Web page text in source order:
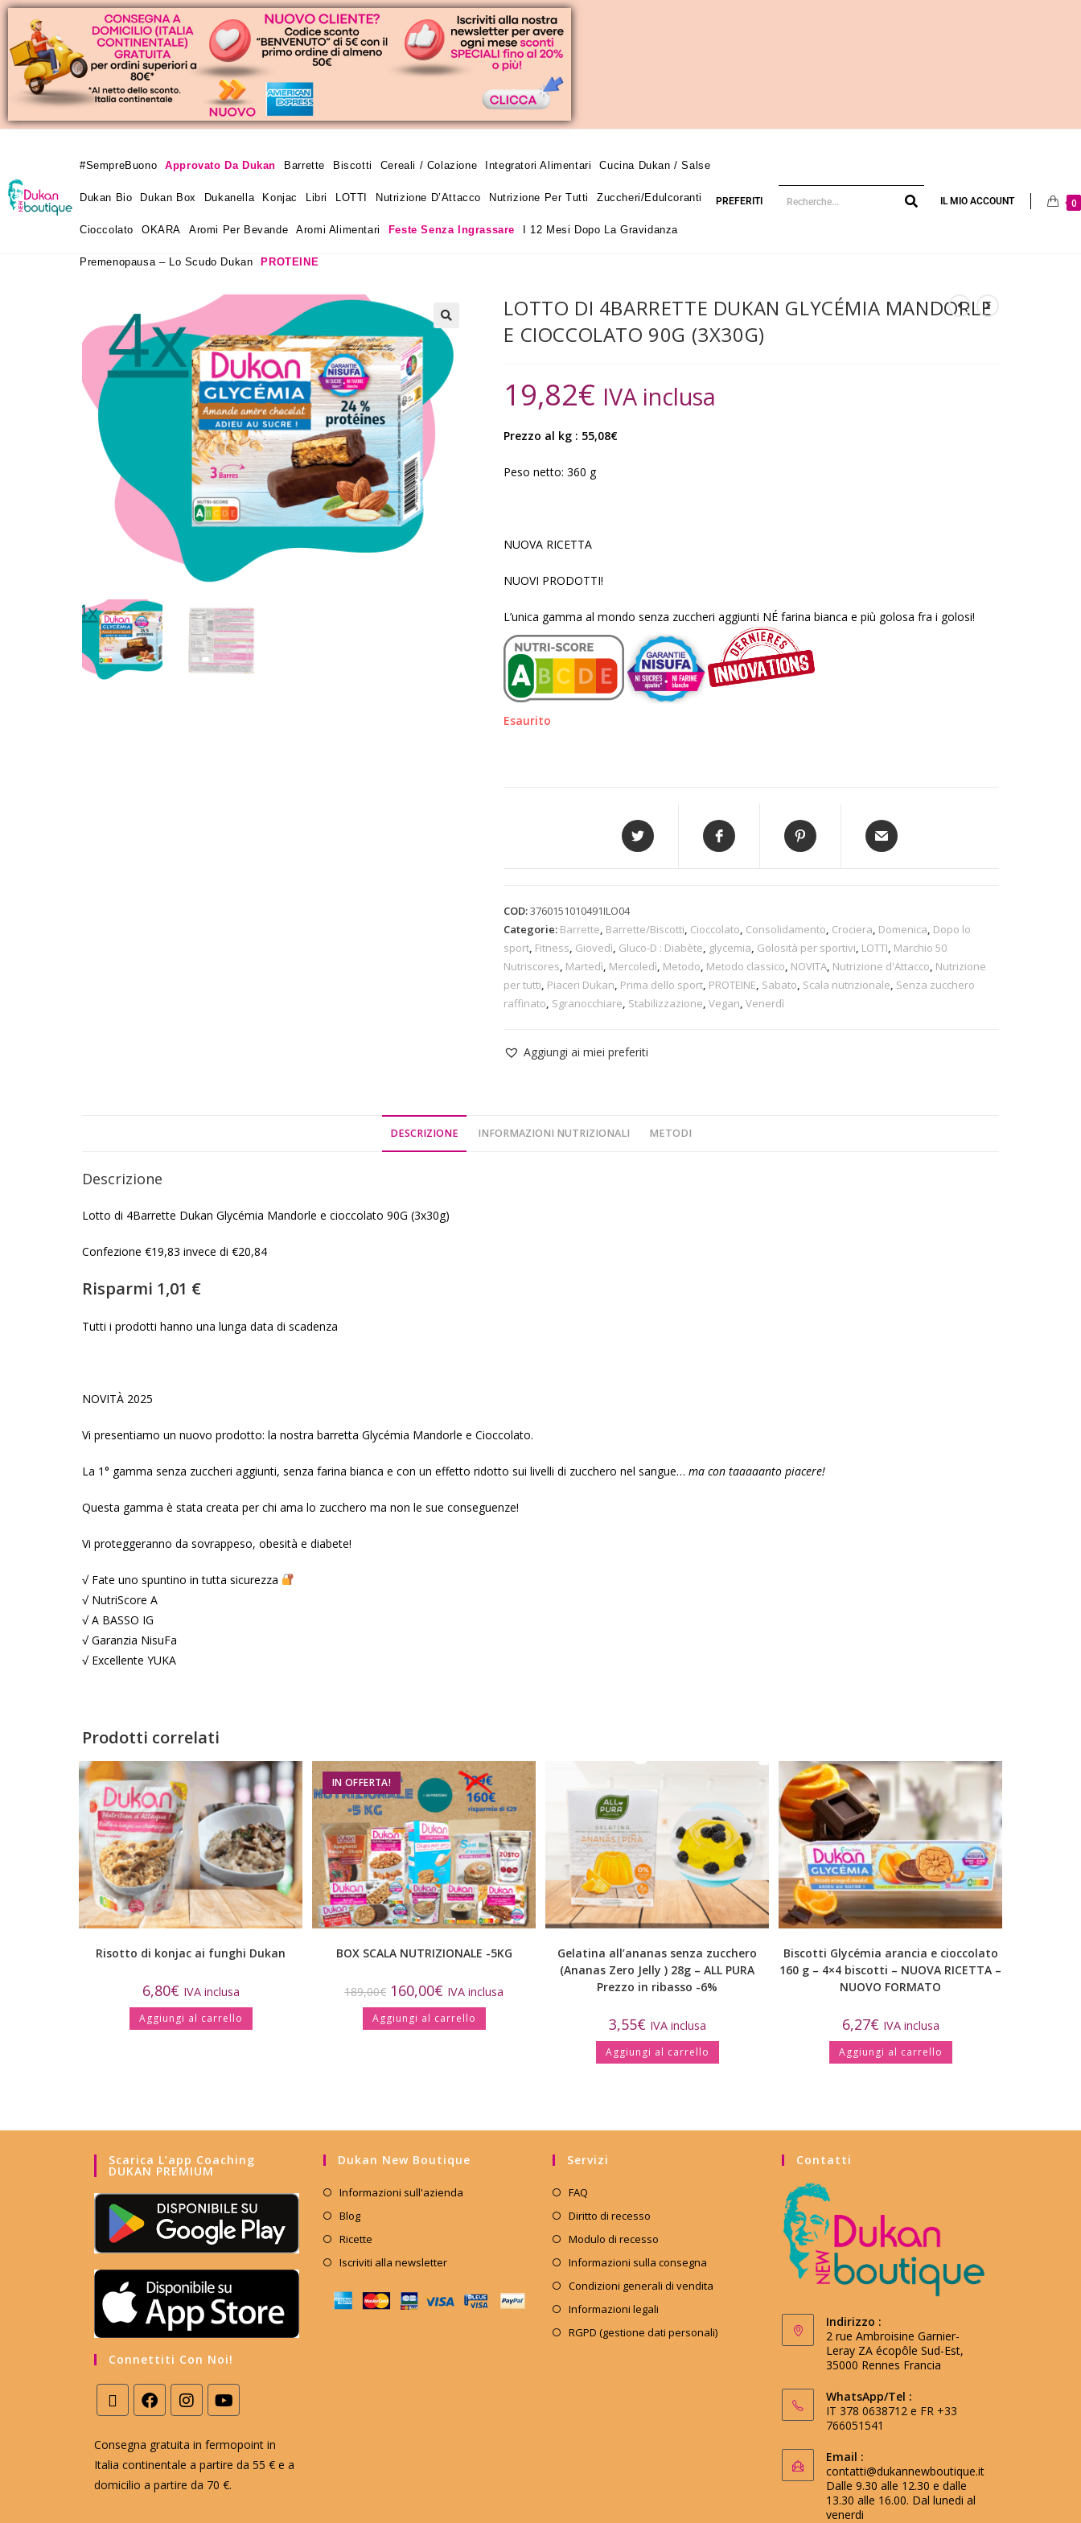
PREFERITI IL MIO ACCOUNT 0
#SempreBuono Approvato Da Dukan Barrette Biscotti Cereali / Colazione Integratori Alimentari Cucina Dukan / Salse
Dukan Bio Dukan Box Dukanella Konjac Libri LOTTI Nutrizione D’Attacco Nutrizione Per Tutti Zuccheri/edulcoranti
Cioccolato OKARA Aromi Per Bevande Aromi Alimentari Feste Senza Ingrassare I 12 Mesi Dopo La Gravidanza
Premenopausa – Lo Scudo Dukan PROTEINE
LOTTO DI 4BARRETTE DUKAN GLYCÉMIA MANDORLE
E CIOCCOLATO 90G (3X30G)
19,82€ IVA inclusa
Prezzo al kg : 55,08€
Peso netto: 360 g
NUOVA RICETTA
NUOVI PRODOTTI!
L’unica gamma al mondo senza zuccheri aggiunti NÉ farina bianca e più golosa fra i golosi!
Esaurito
COD:3760151010491ILO04
Categorie: Barrette, Barrette/Biscotti, Cioccolato, Consolidamento, Crociera, Domenica, Dopo lo
sport, Fitness, Giovedì, Gluco-D : Diabète, glycemia, Golosità per sportivi, LOTTI, Marchio 50
Nutriscores, Martedì, Mercoledì, Metodo, Metodo classico, NOVITA, Nutrizione d'Attacco, Nutrizione
per tutti, Piaceri Dukan, Prima dello sport, PROTEINE, Sabato, Scala nutrizionale, Senza zucchero
raffinato, Sgranocchiare, Stabilizzazione,Vegan,Venerdì
Aggiungi ai miei preferiti
DESCRIZIONE INFORMAZIONI NUTRIZIONALI METODI
Descrizione
Lotto di 4Barrette Dukan Glycémia Mandorle e cioccolato 90G (3x30g)
Confezione €19,83 invece di €20,84
Risparmi 1,01 €
Tutti i prodotti hanno una lunga data di scadenza
NOVITÀ 2025
Vi presentiamo un nuovo prodotto: la nostra barretta Glycémia Mandorle e Cioccolato.
La 1° gamma senza zuccheri aggiunti, senza farina bianca e con un effetto ridotto sui livelli di zucchero nel sangue… ma con taaaaanto piacere!
Questa gamma è stata creata per chi ama lo zucchero ma non le sue conseguenze!
Vi proteggeranno da sovrappeso, obesità e diabete!
√ Fate uno spuntino in tutta sicurezza
√ NutriScore A
√ A BASSO IG
√ Garanzia NisuFa
√ Excellente YUKA
Prodotti correlati
Risotto di konjac ai funghi Dukan
6,80€ IVA inclusa
Aggiungi al carrello
IN OFFERTA!
BOX SCALA NUTRIZIONALE -5KG
189,00€ 160,00€ IVA inclusa
Aggiungi al carrello
Gelatina all’ananas senza zucchero
(Ananas Zero Jelly ) 28g – ALL PURA
Prezzo in ribasso -6%
3,55€ IVA inclusa
Aggiungi al carrello
Biscotti Glycémia arancia e cioccolato
160 g – 4×4 biscotti – NUOVA RICETTA –
NUOVO FORMATO
6,27€ IVA inclusa
Aggiungi al carrello
Scarica L’app Coaching
DUKAN PREMIUM
Connettiti Con Noi!
Consegna gratuita in fermopoint in
Italia continentale a partire da 55 € e a
domicilio a partire da 70 €.
Dukan New Boutique
Informazioni sull'azienda
Blog
Ricette
Iscriviti alla newsletter
Servizi
FAQ
Diritto di recesso
Modulo di recesso
Informazioni sulla consegna
Condizioni generali di vendita
Informazioni legali
RGPD (gestione dati personali)
Contatti
Indirizzo :
2 rue Ambroisine Garnier-
Leray ZA écopôle Sud-Est,
35000 Rennes Francia
WhatsApp/Tel :
IT 378 0638712 e FR +33
766051541
Email :
contatti@dukannewboutique.it
Dalle 9.30 alle 12.30 e dalle
13.30 alle 16.00. Dal lunedi al
venerdi